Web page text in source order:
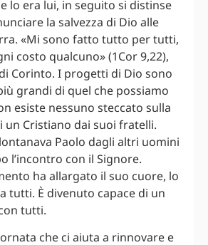
lo era lui, in seguito si distinse
la salvezza di Dio alle
«Mi sono fatto tutto per tutti,
costo qualcuno» (1Cor 9,22),
Corinto. I progetti di Dio sono
grandi di quel che possiamo
esiste nessuno steccato sulla
un Cristiano dai suoi fratelli.
Paolo dagli altri uomini
l’incontro con il Signore.
ha allargato il suo cuore, lo
tutti. È divenuto capace di un
tutti.
che ci aiuta a rinnovare e